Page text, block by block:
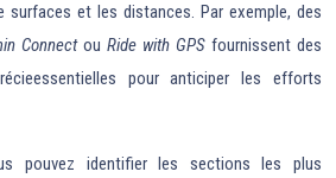
surfaces et les distances. Par exemple, des
Connect ou Ride with GPS fournissent des
pour anticiper les efforts
pouvez identifier les sections les plus